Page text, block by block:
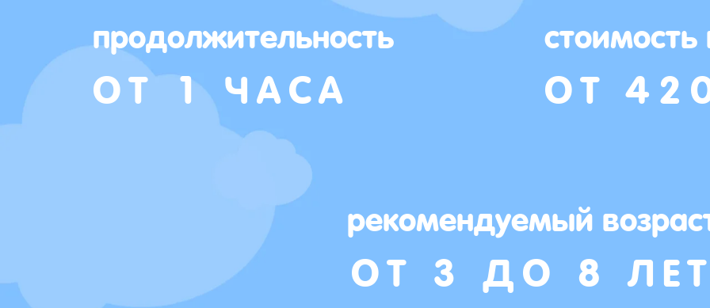
продолжительность
ОТ 1 ЧАСА ОТ
рекомендуемый
ОТ 3 ДО 8